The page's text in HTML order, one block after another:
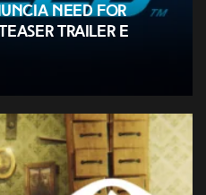
Need for
teaser trailer e